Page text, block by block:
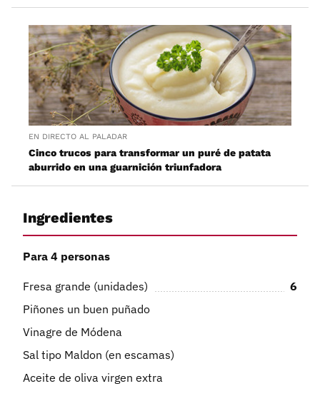
EN DIRECTO AL PALADAR
Cinco trucos para transformar un puré de patata
aburrido en una guarnición triunfadora
Ingredientes
Para 4 personas
Fresa grande (unidades)
6
Piñones un buen puñado
Vinagre de Módena
Sal tipo Maldon (en escamas)
Aceite de oliva virgen extra